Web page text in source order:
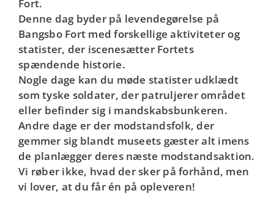
Fort.
Denne dag byder på levendegørelse på
Bangsbo Fort med forskellige aktiviteter og
statister, der iscenesætter Fortets
spændende historie.
Nogle dage kan du møde statister udklædt
som tyske soldater, der patruljerer området
eller befinder sig i mandskabsbunkeren.
Andre dage er der modstandsfolk, der
gemmer sig blandt museets gæster alt imens
de planlægger deres næste modstandsaktion.
Vi røber ikke, hvad der sker på forhånd, men
vi lover, at du får én på opleveren!